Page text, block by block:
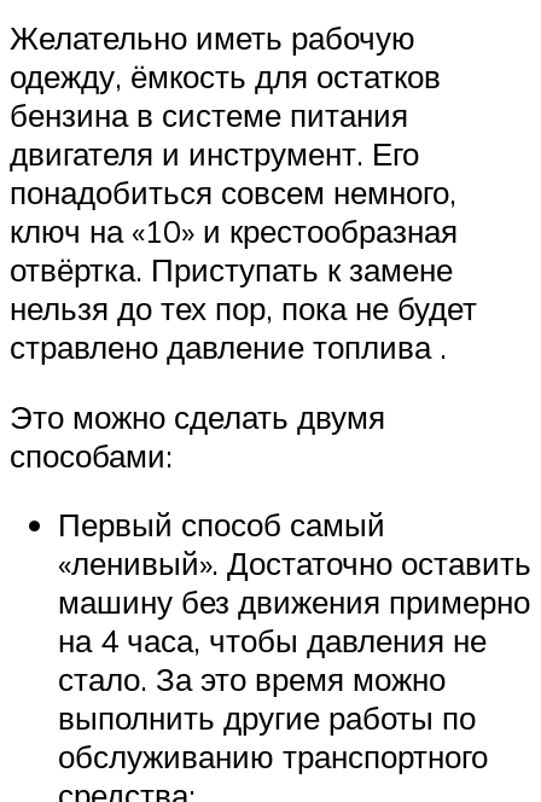
Желательно иметь рабочую
одежду, ёмкость для остатков
бензина в системе питания
двигателя и инструмент. Его
понадобиться совсем немного,
ключ на «10» и крестообразная
отвёртка. Приступать к замене
нельзя до тех пор, пока не будет
стравлено давление топлива .
Это можно сделать двумя
способами:
Первый способ самый
«ленивый». Достаточно оставить
машину без движения примерно
на 4 часа, чтобы давления не
стало. За это время можно
выполнить другие работы по
обслуживанию транспортного